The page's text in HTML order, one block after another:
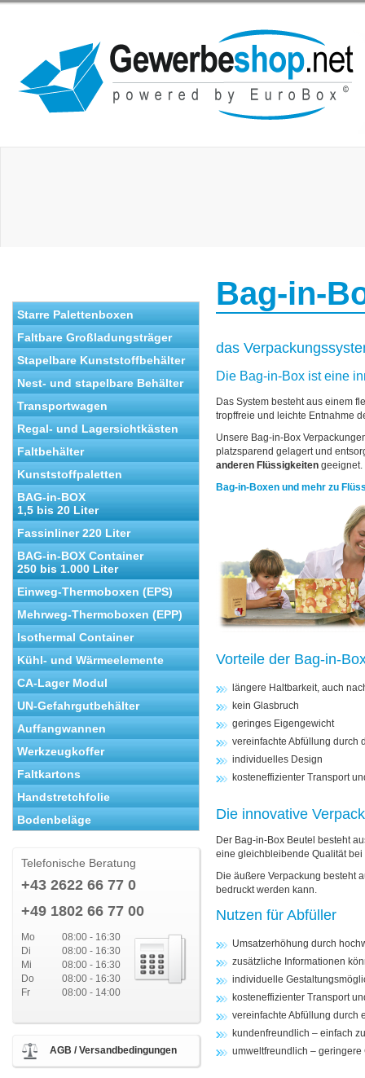
Starre Palettenboxen
Faltbare Großladungsträger
Stapelbare Kunststoffbehälter
Nest- und stapelbare Behälter
Transportwagen
Regal- und Lagersichtkästen
Faltbehälter
Kunststoffpaletten
BAG-in-BOX
1,5 bis 20 Liter
Fassinliner 220 Liter
BAG-in-BOX Container
250 bis 1.000 Liter
Einweg-Thermoboxen (EPS)
Mehrweg-Thermoboxen (EPP)
Isothermal Container
Kühl- und Wärmeelemente
CA-Lager Modul
UN-Gefahrgutbehälter
Auffangwannen
Werkzeugkoffer
Faltkartons
Handstretchfolie
Bodenbeläge
Telefonische Beratung
+43 2622 66 77 0
+49 1802 66 77 00
Mo
08:00 - 16:30
Di
08:00 - 16:30
Mi
08:00 - 16:30
Do
08:00 - 16:30
Fr
08:00 - 14:00
AGB / Versandbedingungen
Bag-in-
das
Die Bag-in-Box ist eine
Das System besteht aus einem
tropffreie und leichte Entnahme
Unsere Bag-in-Box
platzsparend gelagert und
anderen Flüssigkeiten geeignet.
Bag-in-Boxen und mehr zu
Vorteile der Bag-in-
längere Haltbarkeit, auch
kein Glasbruch
geringes Eigengewicht
vereinfachte Abfüllung durch
individuelles Design
kosteneffizienter Transport
Die innovative
Der Bag-in-Box Beutel besteht
eine gleichbleibende Qualität
Die äußere Verpackung besteht
bedruckt werden kann.
Nutzen für Abfüller
Umsatzerhöhung durch
zusätzliche Informationen
individuelle
kosteneffizienter Transport
vereinfachte Abfüllung durch
kundenfreundlich – einfach
umweltfreundlich – geringere